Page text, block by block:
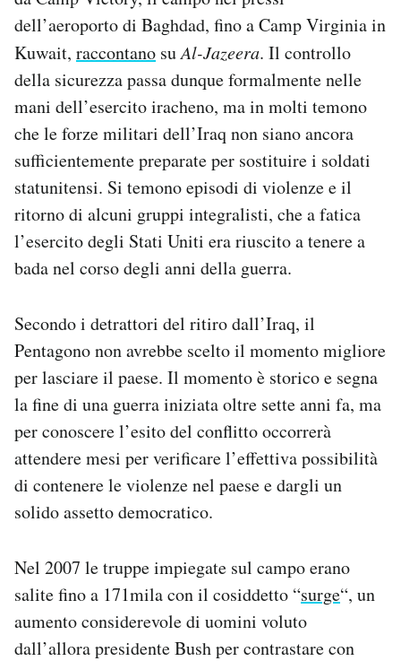
dell’aeroporto di Baghdad, fino a Camp Virginia in
Kuwait, raccontano suAl-Jazeera. Il controllo
della sicurezza passa dunque formalmente nelle
mani dell’esercito iracheno, ma in molti temono
che le forze militari dell’Iraq non siano ancora
sufficientemente preparate per sostituire i soldati
statunitensi. Si temono episodi di violenze e il
ritorno di alcuni gruppi integralisti, che a fatica
l’esercito degli Stati Uniti era riuscito a tenere a
bada nel corso degli anni della guerra.
Secondo i detrattori del ritiro dall’Iraq, il
Pentagono non avrebbe scelto il momento migliore
per lasciare il paese. Il momento è storico e segna
la fine di una guerra iniziata oltre sette anni fa, ma
per conoscere l’esito del conflitto occorrerà
attendere mesi per verificare l’effettiva possibilità
di contenere le violenze nel paese e dargli un
solido assetto democratico.
Nel 2007 le truppe impiegate sul campo erano
salite fino a 171mila con il cosiddetto “surge“, un
aumento considerevole di uomini voluto
dall’allora presidente Bush per contrastare con